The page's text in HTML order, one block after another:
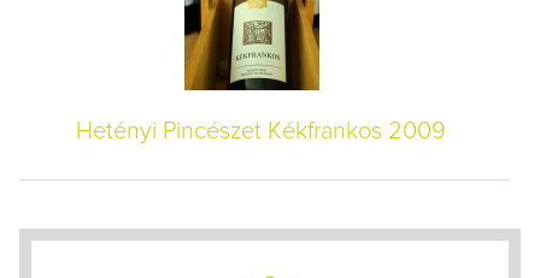
Hetényi Pincészet Kékfrankos 2009